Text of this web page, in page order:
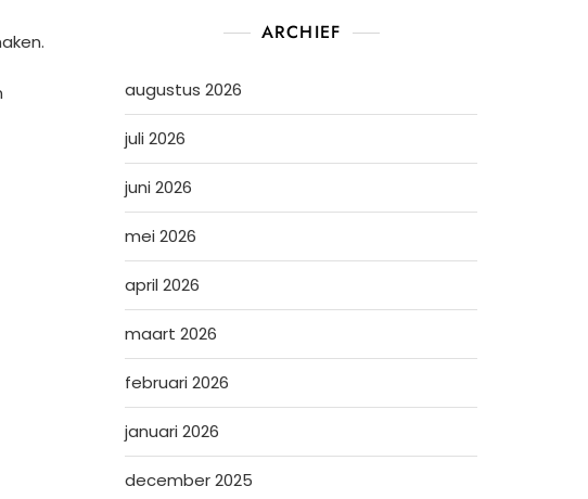
ARCHIEF
augustus 2026
juli 2026
juni 2026
mei 2026
april 2026
maart 2026
februari 2026
januari 2026
december 2025